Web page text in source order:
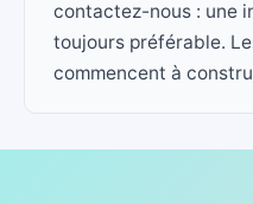
contactez-nous : une
toujours préférable.
commencent à